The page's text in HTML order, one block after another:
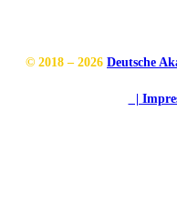
© 2018 – 2026 Deutsche
|